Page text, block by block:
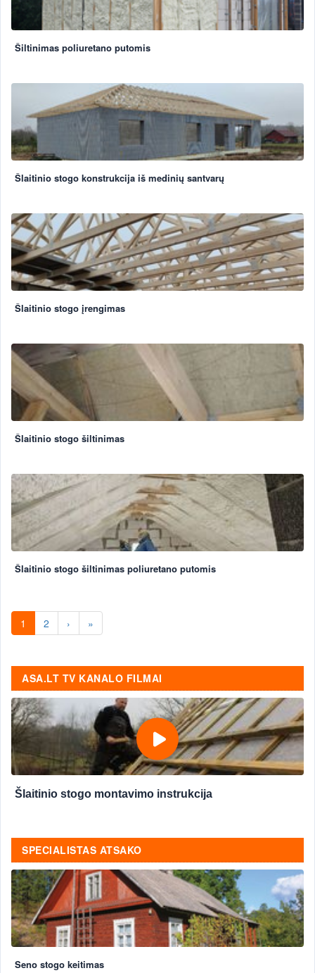
Šiltinimas poliuretano putomis
Šlaitinio stogo konstrukcija iš medinių santvarų
Šlaitinio stogo įrengimas
Šlaitinio stogo šiltinimas
Šlaitinio stogo šiltinimas poliuretano putomis
1 2 › »
ASA.LT TV KANALO FILMAI
Šlaitinio stogo montavimo instrukcija
SPECIALISTAS ATSAKO
Seno stogo keitimas